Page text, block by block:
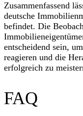
Zusammenfassend
deutsche
befindet. Die
entscheidend sein,
reagieren und die
erfolgreich zu
FAQ